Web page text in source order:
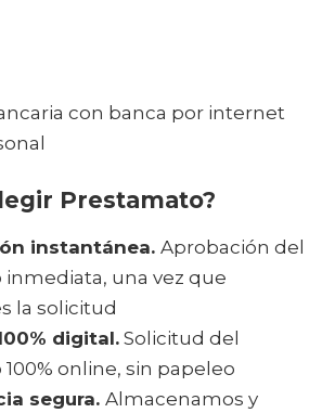
con banca por internet
Prestamato?
instantánea. Aprobación del
una vez que
la solicitud
digital.Solicitud del
online, sin papeleo
segura. Almacenamos y